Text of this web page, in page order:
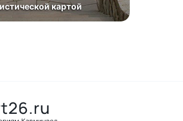
картой